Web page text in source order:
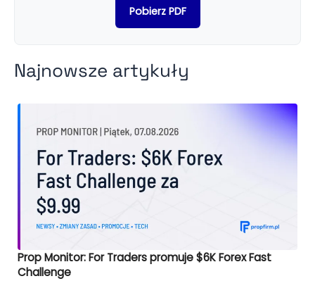
Pobierz PDF
Najnowsze artykuły
Prop Monitor: For Traders promuje $6K Forex Fast
Challenge